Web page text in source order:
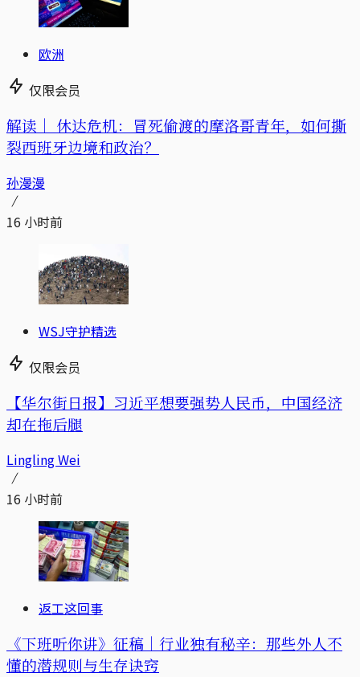
欧洲
仅限会员
解读｜ 休达危机：冒死偷渡的摩洛哥青年，如何撕
裂西班牙边境和政治？
孙漫漫
16 小时前
WSJ守护精选
仅限会员
【华尔街日报】习近平想要强势人民币，中国经济
却在拖后腿
Lingling Wei
16 小时前
返工这回事
《下班听你讲》征稿｜行业独有秘辛：那些外人不
懂的潜规则与生存诀窍